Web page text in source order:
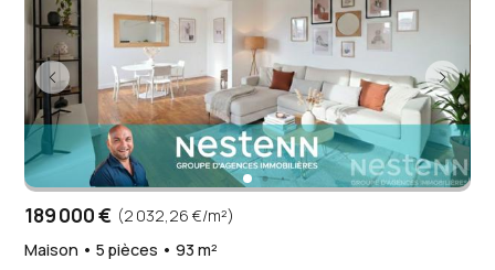
189 000 € (2 032,26 €/m²)
Maison • 5 pièces • 93 m²